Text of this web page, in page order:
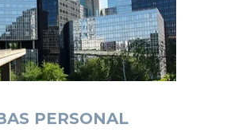
PERSONAL